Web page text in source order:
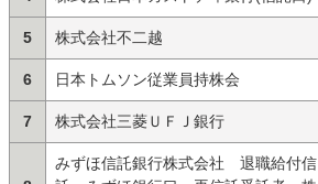
5 株式会社不二越
6 日本トムソン従業員持株会
7 株式会社三菱ＵＦＪ銀行
みずほ信託銀行株式会社 退職給付信